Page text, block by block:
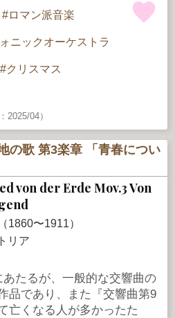
ロマン派音楽
ニックオーケストラ
クリスマス
2025/04）
の歌 第3楽章 「青春につい
von der Erde Mov.3 Von
1860〜1911）
リア
たるが、一般的な交響曲の
品であり、また『交響曲第9
亡くなる人が多かったた